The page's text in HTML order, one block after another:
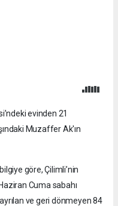
evinden 21
Muzaffer Ak'ın
göre, Çilimli’nin
Cuma sabahı
ve geri dönmeyen 84